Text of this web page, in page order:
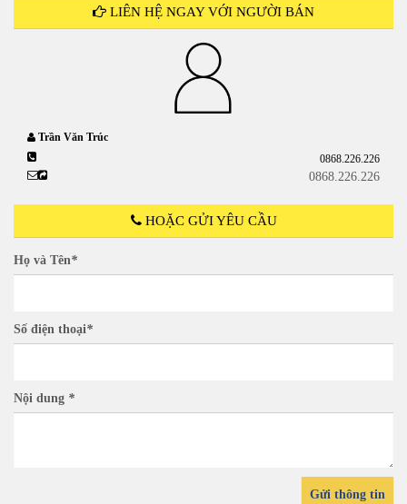
LIÊN HỆ NGAY VỚI NGƯỜI BÁN
Trần Văn Trúc
0868.226.226
0868.226.226
HOẶC GỬI YÊU CẦU
Họ và Tên*
Số điện thoại*
Nội dung *
Gửi thông tin